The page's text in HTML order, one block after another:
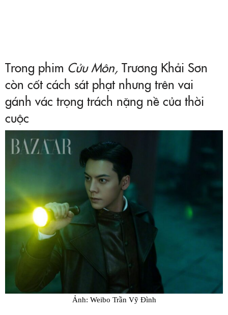
Trong phim Cửu Môn, Trương Khải Sơn
còn cốt cách sát phạt nhưng trên vai
gánh vác trọng trách nặng nề của thời
cuộc
Ảnh: Weibo Trần Vỹ Đình